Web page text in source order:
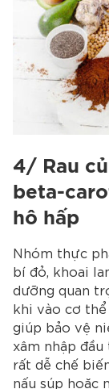
4/ Rau
beta-
hô hấp
Nhóm thực
bí đỏ, khoai
dưỡng quan
khi vào cơ thể
giúp bảo vệ
xâm nhập
rất dễ chế
nấu súp hoặc